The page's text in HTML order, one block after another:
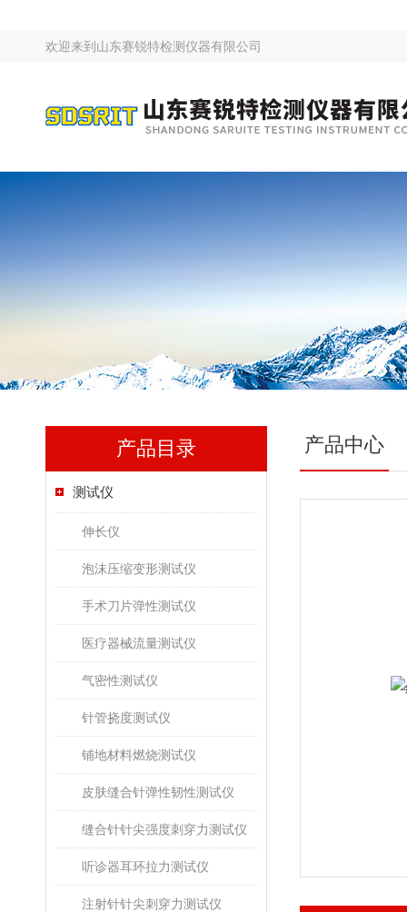
欢迎来到 山东赛锐特检测仪器有限公司
产品目录
测试仪
伸长仪
泡沫压缩变形测试仪
手术刀片弹性测试仪
医疗器械流量测试仪
气密性测试仪
针管挠度测试仪
铺地材料燃烧测试仪
皮肤缝合针弹性韧性测试仪
缝合针针尖强度刺穿力测试仪
听诊器耳环拉力测试仪
注射针针尖刺穿力测试仪
产品中心